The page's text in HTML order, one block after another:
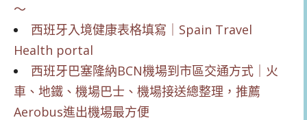
～
西班牙入境健康表格填寫｜Spain Travel
Health portal
西班牙巴塞隆納BCN機場到市區交通方式｜火
車、地鐵、機場巴士、機場接送總整理，推薦
Aerobus進出機場最方便